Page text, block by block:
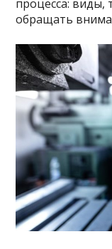
процесса: виды,
обращать